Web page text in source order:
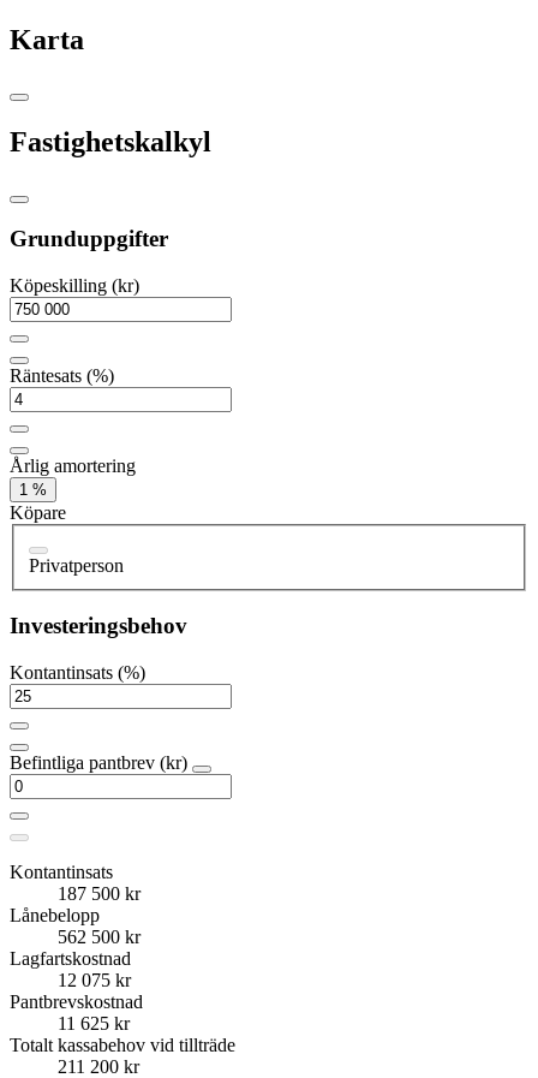
Karta
Fastighetskalkyl
Grunduppgifter
Köpeskilling (kr)
Räntesats (%)
Årlig amortering
1 %
Köpare
Privatperson
Investeringsbehov
Kontantinsats (%)
Befintliga pantbrev (kr)
Kontantinsats
187 500 kr
Lånebelopp
562 500 kr
Lagfartskostnad
12 075 kr
Pantbrevskostnad
11 625 kr
Totalt kassabehov vid tillträde
211 200 kr